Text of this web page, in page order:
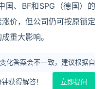
国、BF和SPG（德国）的
价，但公司仍可按原锁定
重大影响。
化答案会不一致，建议根据自
获得解答！ 立即提问